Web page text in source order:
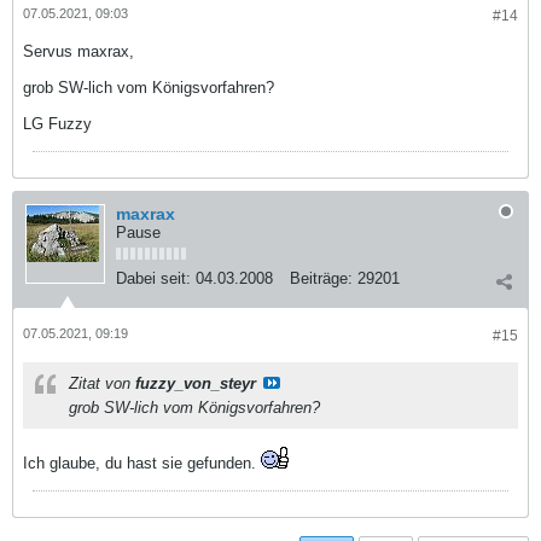
#14
07.05.2021, 09:03
Servus maxrax,
grob SW-lich vom Königsvorfahren?
LG Fuzzy
maxrax
Pause
Dabei seit: 04.03.2008 Beiträge: 29201
#15
07.05.2021, 09:19
Zitat von fuzzy_von_steyr
grob SW-lich vom Königsvorfahren?
Ich glaube, du hast sie gefunden.